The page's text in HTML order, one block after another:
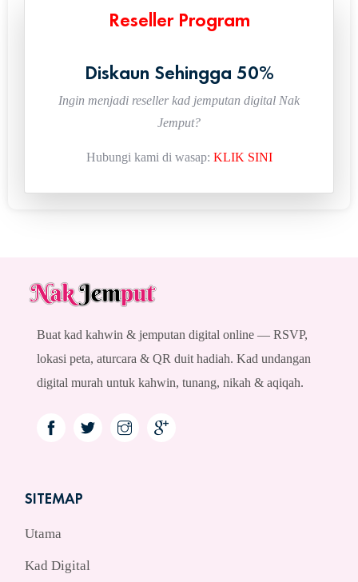
Reseller Program
Diskaun Sehingga 50%
Ingin menjadi reseller kad jemputan digital Nak
Jemput?
Hubungi kami di wasap: KLIK SINI
Buat kad kahwin & jemputan digital online — RSVP,
lokasi peta, aturcara & QR duit hadiah. Kad undangan
digital murah untuk kahwin, tunang, nikah & aqiqah.
SITEMAP
Utama
Kad Digital